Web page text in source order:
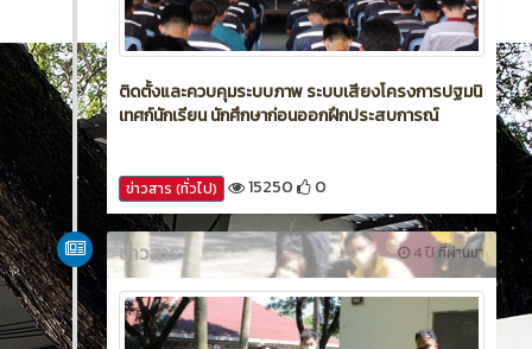
ติดตั้งและควบคุมระบบภาพ ระบบเสียงโครงการปฐมนิ
เทศก์นักเรียน นักศึกษาก่อนออกฝึกประสบการณ์
ข่าวสาร (ทั่วไป) 15250 0
4 ปี ที่ผ่านมา
ข่าวสาร